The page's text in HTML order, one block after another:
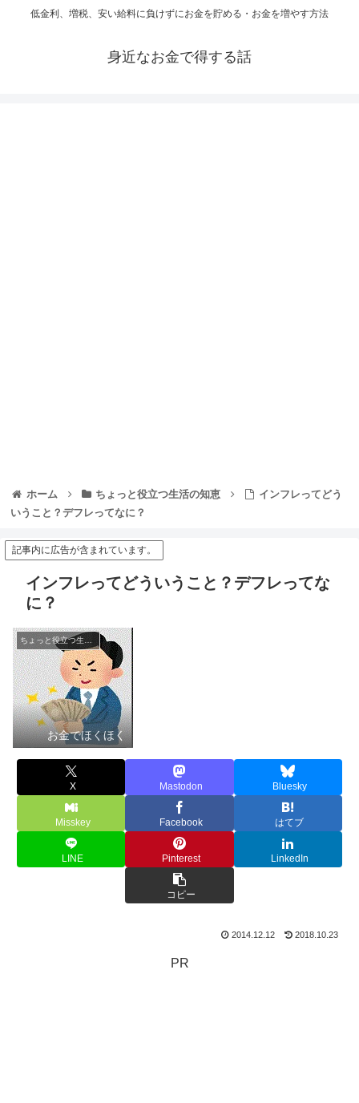
低金利、増税、安い給料に負けずにお金を貯める・お金を増やす方法
身近なお金で得する話
ホーム ちょっと役立つ生活の知恵
インフレってどう
いうこと？デフレってなに？
記事内に広告が含まれています。
インフレってどういうこと？デフレってな
に？
お金でほくほく
X Mastodon Bluesky
Misskey Facebook はてブ
LINE Pinterest LinkedIn
コピー
2014.12.12 2018.10.23
PR